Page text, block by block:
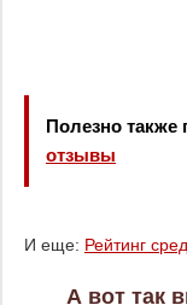
Полезно также
отзывы
И еще: Рейтинг
А вот так